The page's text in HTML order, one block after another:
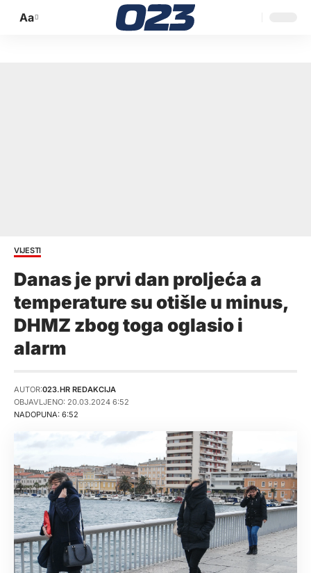
Promijeni
Aa
VIJESTI
Danas je prvi dan proljeća a
temperature su otišle u minus,
DHMZ zbog toga oglasio i
alarm
NADOPUNA: 6:52
AUTOR:023.HR REDAKCIJA
OBJAVLJENO: 20.03.2024 6:52